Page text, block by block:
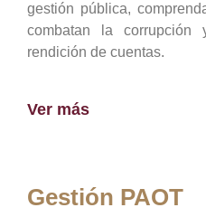
gestión pública,
combatan la corrupción
rendición de cuentas.
Ver más
Gestión PAOT